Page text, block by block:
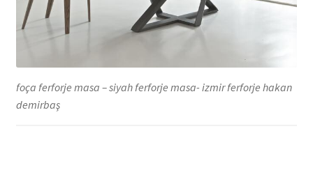
foça ferforje masa – siyah ferforje masa- izmir ferforje hakan
demirbaş